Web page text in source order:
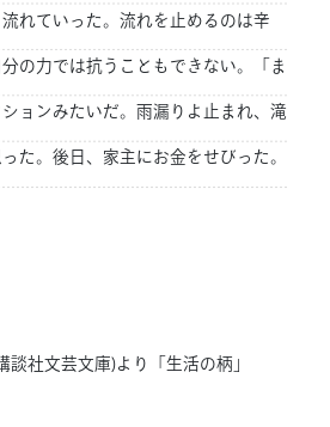
れていった。流れを止めるのは辛
の力では抗うこともできない。「ま
ョンみたいだ。雨漏りよ止まれ、滝
た。後日、家主にお金をせびった。
談社文芸文庫)より「生活の柄」